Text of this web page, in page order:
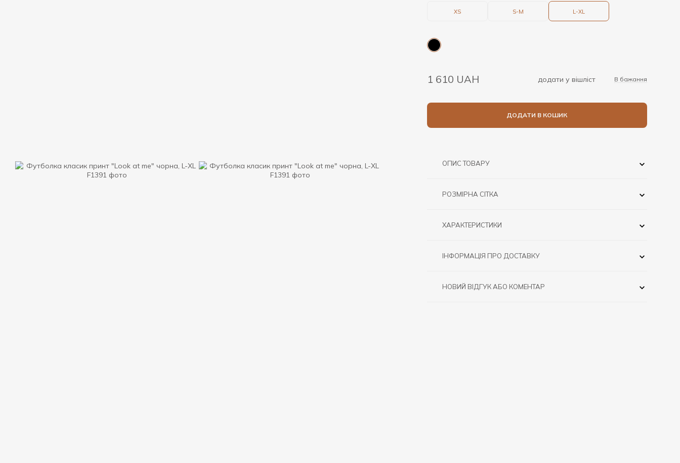
XS S-M L-XL
1 610 UAH додати у вішліст В бажання
ДОДАТИ В КОШИК
ОПИС ТОВАРУ
РОЗМІРНА СІТКА
ХАРАКТЕРИСТИКИ
ІНФОРМАЦІЯ ПРО ДОСТАВКУ
НОВИЙ ВІДГУК АБО КОМЕНТАР